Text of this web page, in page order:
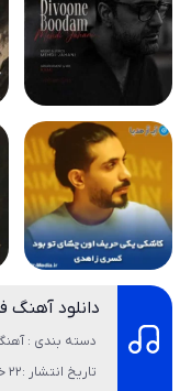
دانلود آهنگ
دسته بندی :
تاریخ انتشار :22 خرداد 1404